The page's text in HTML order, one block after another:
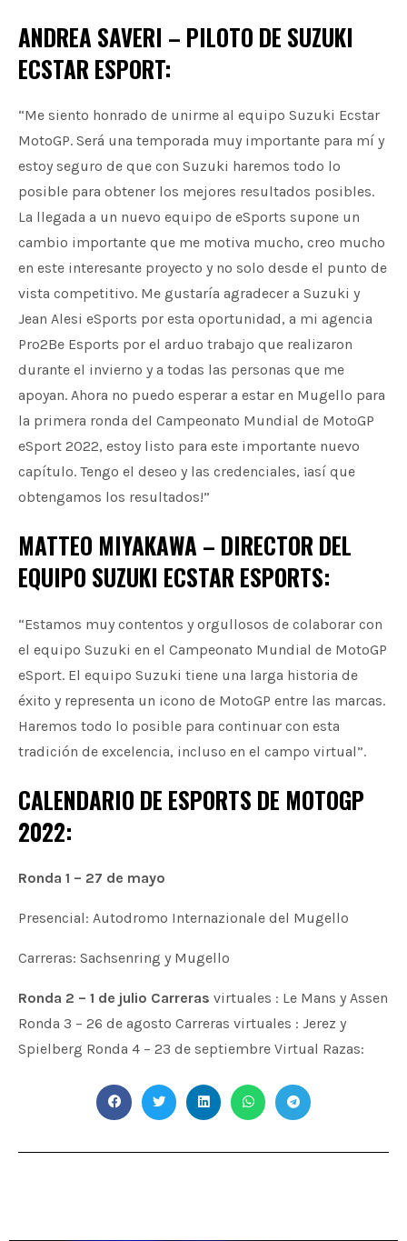
ANDREA SAVERI – PILOTO DE SUZUKI
ECSTAR ESPORT:
“Me siento honrado de unirme al equipo Suzuki Ecstar
MotoGP. Será una temporada muy importante para mí y
estoy seguro de que con Suzuki haremos todo lo
posible para obtener los mejores resultados posibles.
La llegada a un nuevo equipo de eSports supone un
cambio importante que me motiva mucho, creo mucho
en este interesante proyecto y no solo desde el punto de
vista competitivo. Me gustaría agradecer a Suzuki y
Jean Alesi eSports por esta oportunidad, a mi agencia
Pro2Be Esports por el arduo trabajo que realizaron
durante el invierno y a todas las personas que me
apoyan. Ahora no puedo esperar a estar en Mugello para
la primera ronda del Campeonato Mundial de MotoGP
eSport 2022, estoy listo para este importante nuevo
capítulo. Tengo el deseo y las credenciales, ¡así que
obtengamos los resultados!”
MATTEO MIYAKAWA – DIRECTOR DEL
EQUIPO SUZUKI ECSTAR ESPORTS:
“Estamos muy contentos y orgullosos de colaborar con
el equipo Suzuki en el Campeonato Mundial de MotoGP
eSport. El equipo Suzuki tiene una larga historia de
éxito y representa un icono de MotoGP entre las marcas.
Haremos todo lo posible para continuar con esta
tradición de excelencia, incluso en el campo virtual”.
CALENDARIO DE ESPORTS DE MOTOGP
2022:
Ronda 1 – 27 de mayo
Presencial: Autodromo Internazionale del Mugello
Carreras: Sachsenring y Mugello
Ronda 2 – 1 de julio Carreras virtuales : Le Mans y Assen
Ronda 3 – 26 de agosto Carreras virtuales : Jerez y
Spielberg Ronda 4 – 23 de septiembre Virtual Razas: